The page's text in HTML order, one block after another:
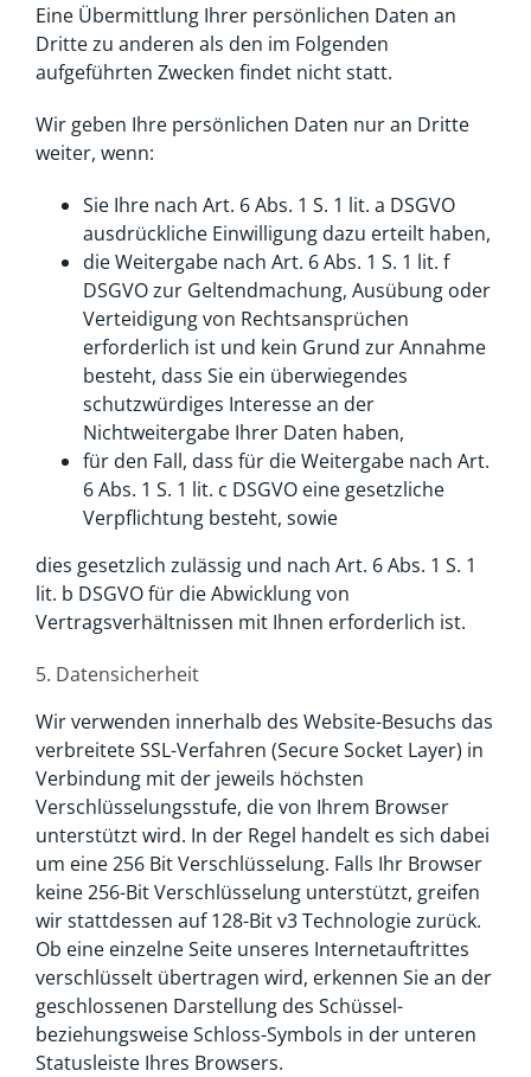
Eine Übermittlung Ihrer persönlichen Daten an
Dritte zu anderen als den im Folgenden
aufgeführten Zwecken findet nicht statt.
Wir geben Ihre persönlichen Daten nur an Dritte
weiter, wenn:
Sie Ihre nach Art. 6 Abs. 1 S. 1 lit. a DSGVO
ausdrückliche Einwilligung dazu erteilt haben,
die Weitergabe nach Art. 6 Abs. 1 S. 1 lit. f
DSGVO zur Geltendmachung, Ausübung oder
Verteidigung von Rechtsansprüchen
erforderlich ist und kein Grund zur Annahme
besteht, dass Sie ein überwiegendes
schutzwürdiges Interesse an der
Nichtweitergabe Ihrer Daten haben,
für den Fall, dass für die Weitergabe nach Art.
6 Abs. 1 S. 1 lit. c DSGVO eine gesetzliche
Verpflichtung besteht, sowie
dies gesetzlich zulässig und nach Art. 6 Abs. 1 S. 1
lit. b DSGVO für die Abwicklung von
Vertragsverhältnissen mit Ihnen erforderlich ist.
5. Datensicherheit
Wir verwenden innerhalb des Website-Besuchs das
verbreitete SSL-Verfahren (Secure Socket Layer) in
Verbindung mit der jeweils höchsten
Verschlüsselungsstufe, die von Ihrem Browser
unterstützt wird. In der Regel handelt es sich dabei
um eine 256 Bit Verschlüsselung. Falls Ihr Browser
keine 256-Bit Verschlüsselung unterstützt, greifen
wir stattdessen auf 128-Bit v3 Technologie zurück.
Ob eine einzelne Seite unseres Internetauftrittes
verschlüsselt übertragen wird, erkennen Sie an der
geschlossenen Darstellung des Schüssel-
beziehungsweise Schloss-Symbols in der unteren
Statusleiste Ihres Browsers.